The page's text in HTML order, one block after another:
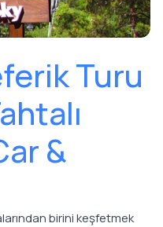
Turu
&
birini keşfetmek